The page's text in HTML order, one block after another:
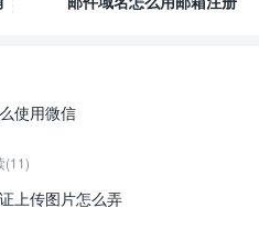
使用微信
(11)
上传图片怎么弄